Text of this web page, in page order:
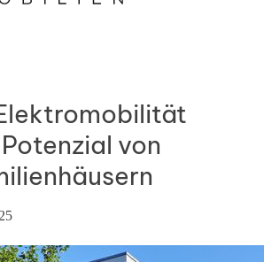
von